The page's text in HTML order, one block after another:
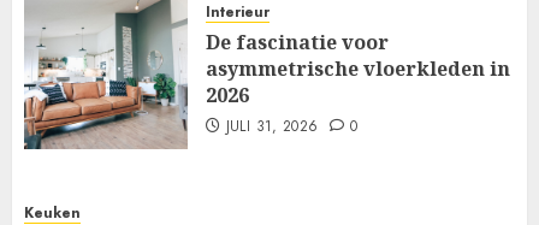
Interieur
De fascinatie voor
asymmetrische vloerkleden in
2026
JULI 31, 2026 0
Keuken